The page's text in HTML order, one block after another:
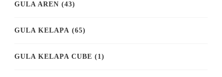
GULA AREN (43)
GULA KELAPA (65)
GULA KELAPA CUBE (1)